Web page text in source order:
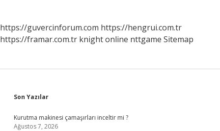
https://guvercinforum.com https://hengrui.com.tr
https://framar.com.tr knight online nttgame Sitemap
Sidebar
Son Yazılar
Kurutma makinesi çamaşırları inceltir mi ?
Ağustos 7, 2026